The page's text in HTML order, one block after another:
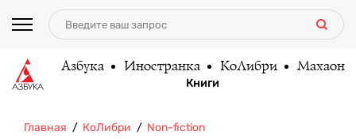
Азбука Иностранка КоЛибри Махаон
Книги
Главная КоЛибри Non-fiction